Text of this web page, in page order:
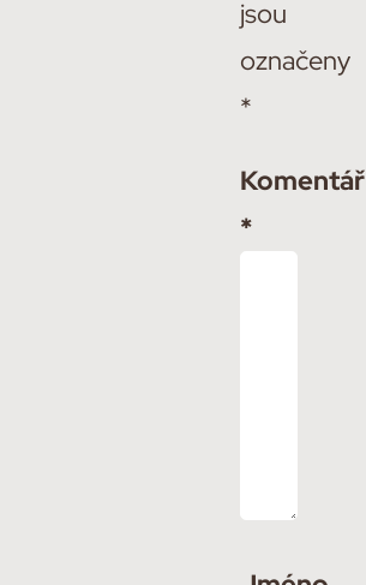
jsou
označeny
*
Komentář
*